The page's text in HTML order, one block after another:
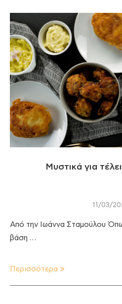
Μυστικά για
11/03/
Από την Ιωάννα Σταμούλου
βάση …
Περισσότερα